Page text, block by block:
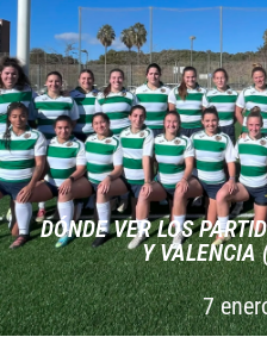
DÓNDE VER LOS
Y
7